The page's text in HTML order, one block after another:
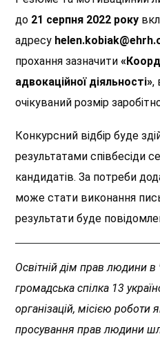
до 21 серпня 2022 року
адресу
прохання зазначити
адвокаційної діяльності»,
очікуваний розмір
Конкурсний відбір буде
результатами співбесіди
кандидатів. За потреби
може стати виконання
результати буде
Освітній дім прав людини в
громадська спілка 13
організацій, місією роботи
просування прав людини